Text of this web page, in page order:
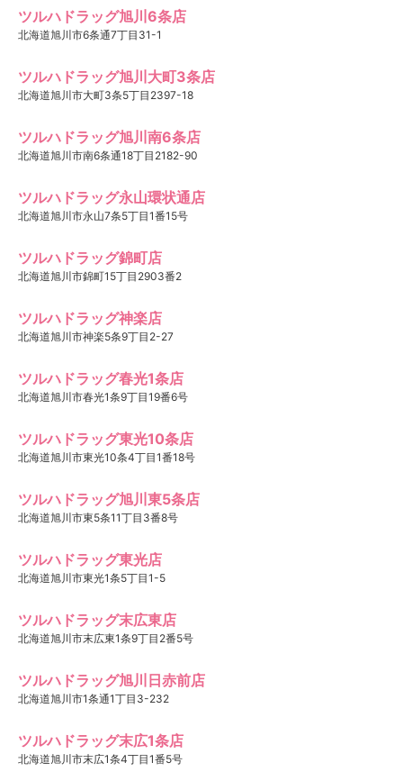
ツルハドラッグ旭川6条店
北海道旭川市6条通7丁目31-1
ツルハドラッグ旭川大町3条店
北海道旭川市大町3条5丁目2397-18
ツルハドラッグ旭川南6条店
北海道旭川市南6条通18丁目2182-90
ツルハドラッグ永山環状通店
北海道旭川市永山7条5丁目1番15号
ツルハドラッグ錦町店
北海道旭川市錦町15丁目2903番2
ツルハドラッグ神楽店
北海道旭川市神楽5条9丁目2-27
ツルハドラッグ春光1条店
北海道旭川市春光1条9丁目19番6号
ツルハドラッグ東光10条店
北海道旭川市東光10条4丁目1番18号
ツルハドラッグ旭川東5条店
北海道旭川市東5条11丁目3番8号
ツルハドラッグ東光店
北海道旭川市東光1条5丁目1-5
ツルハドラッグ末広東店
北海道旭川市末広東1条9丁目2番5号
ツルハドラッグ旭川日赤前店
北海道旭川市1条通1丁目3-232
ツルハドラッグ末広1条店
北海道旭川市末広1条4丁目1番5号